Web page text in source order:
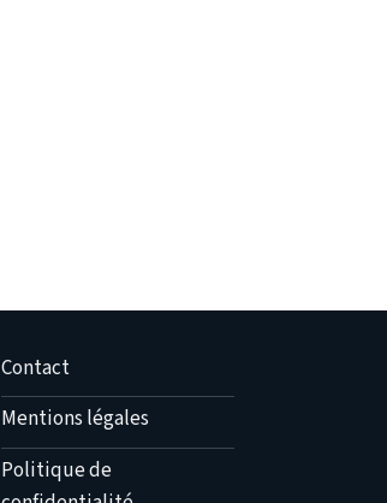
Contact
Mentions légales
Politique de